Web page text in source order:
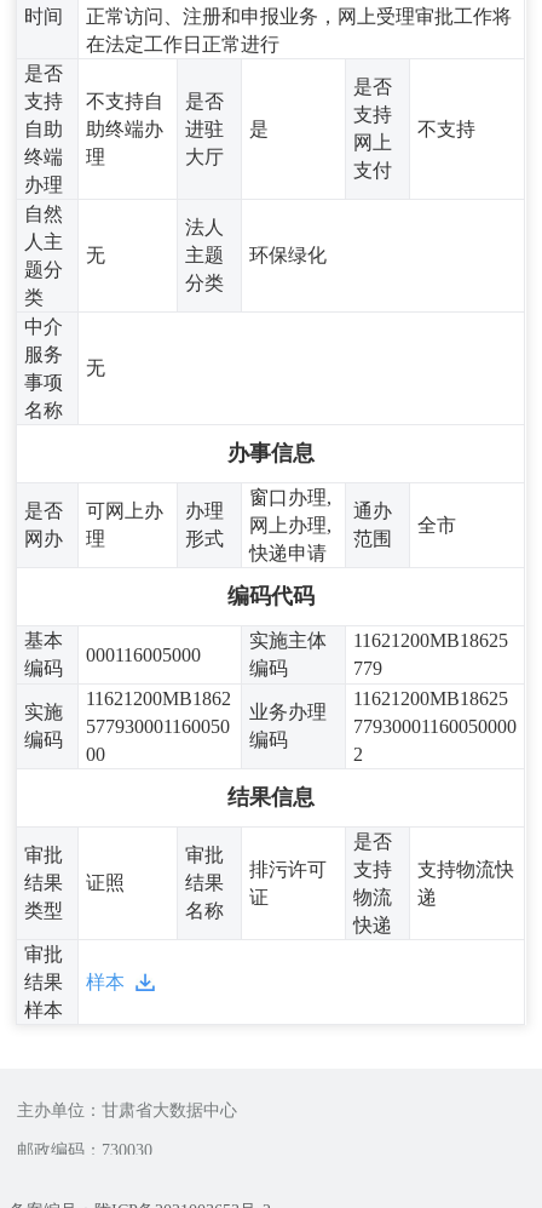
时间
正常访问、注册和申报业务，网上受理审批工作将
在法定工作日正常进行
是否
支持
自助
终端
办理
不支持自
助终端办
理
是否
进驻
大厅
是
是否
支持
网上
支付
不支持
自然
人主
题分
类
无
法人
主题
分类
环保绿化
中介
服务
事项
名称
无
办事信息
是否
网办
可网上办
理
办理
形式
窗口办理,
网上办理,
快递申请
通办
范围
全市
编码代码
基本
编码
000116005000
实施主体
编码
11621200MB18625
779
实施
编码
11621200MB1862
577930001160050
00
业务办理
编码
11621200MB18625
77930001160050000
2
结果信息
审批
结果
类型
证照
审批
结果
名称
排污许可
证
是否
支持
物流
快递
支持物流快
递
审批
结果
样本
样本
主办单位：甘肃省大数据中心
邮政编码：730030